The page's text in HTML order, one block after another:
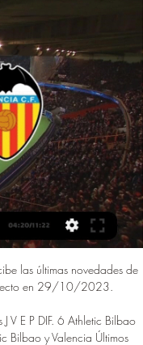
las últimas novedades de
en 29/10/2023.
V E P DIF. 6 Athletic Bilbao
Bilbao y Valencia Últimos